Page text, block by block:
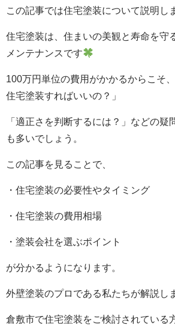
この記事では住宅塗装について説明し
住宅塗装は、住まいの美観と寿命を守
メンテナンスです
100万円単位の費用がかかるからこそ
住宅塗装すればいいの？」
「適正さを判断するには？」などの疑
も多いでしょう。
この記事を見ることで、
・住宅塗装の必要性やタイミング
・住宅塗装の費用相場
・塗装会社を選ぶポイント
が分かるようになります。
外壁塗装のプロである私たちが解説し
倉敷市で住宅塗装をご検討されている